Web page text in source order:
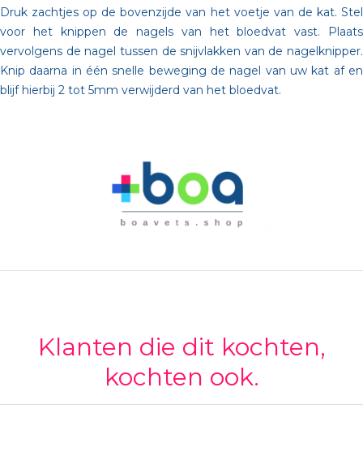
Druk zachtjes op de bovenzijde van het voetje van de kat. Stel
voor het knippen de nagels van het bloedvat vast. Plaats
vervolgens de nagel tussen de snijvlakken van de nagelknipper.
Knip daarna in één snelle beweging de nagel van uw kat af en
blijf hierbij 2 tot 5mm verwijderd van het bloedvat.
Klanten die dit kochten,
kochten ook.